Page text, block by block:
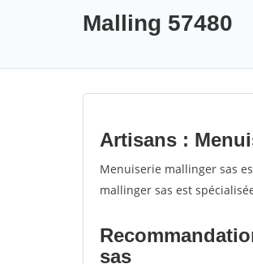
Malling 57480
Artisans :
Menuiserie mallinger sas
mallinger sas est
sas